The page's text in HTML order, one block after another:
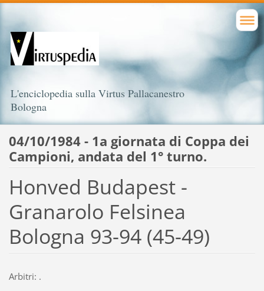
L'enciclopedia sulla Virtus Pallacanestro
Bologna
04/10/1984 - 1a giornata di Coppa dei
Campioni, andata del 1° turno.
Honved Budapest -
Granarolo Felsinea
Bologna 93-94 (45-49)
Arbitri: .